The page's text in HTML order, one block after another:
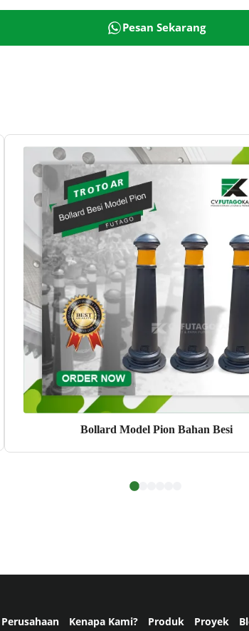
Pesan Sekarang
Bollard Model Pion Bahan Besi
Perusahaan Kenapa Kami? Produk Proyek